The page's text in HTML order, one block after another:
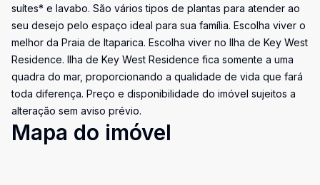
suítes* e lavabo. São vários tipos de plantas para atender ao
seu desejo pelo espaço ideal para sua família. Escolha viver o
melhor da Praia de Itaparica. Escolha viver no Ilha de Key West
Residence. Ilha de Key West Residence fica somente a uma
quadra do mar, proporcionando a qualidade de vida que fará
toda diferença. Preço e disponibilidade do imóvel sujeitos a
alteração sem aviso prévio.
Mapa do imóvel